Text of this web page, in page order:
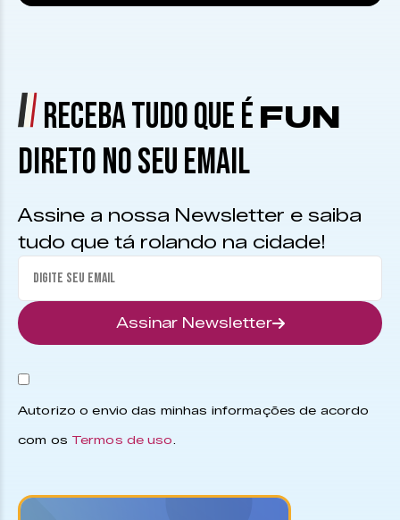
RECEBA TUDO QUE É FUN
DIRETO NO SEU EMAIL
Assine a nossa Newsletter e saiba
tudo que tá rolando na cidade!
Assinar Newsletter
Autorizo o envio das minhas informações de acordo
com os Termos de uso